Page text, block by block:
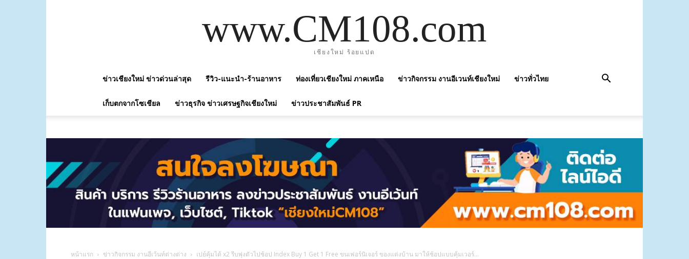
www.CM108.com
เชียงใหม่ ร้อยแปด
ข่าวเชียงใหม่ ข่าวด่วนล่าสุด รีวิว-แนะนำ-ร้านอาหาร ท่องเที่ยวเชียงใหม่ ภาคเหนือ ข่าวกิจกรรม งานอีเวนท์เชียงใหม่ ข่าวทั่วไทย
เก็บตกจากโซเชียล ข่าวธุรกิจ ข่าวเศรษฐกิจเชียงใหม่ ข่าวประชาสัมพันธ์ PR
หน้าแรก ข่าวกิจกรรม งานอีเว้นท์ต่างต่าง เปย์คุ้มได้ x2 รีบพุ่งตัวไปช้อป Index Buy 1 Get 1 Free ขนเฟอร์นิเจอร์ ของแต่งบ้าน มาให้ช้อปแบบคุ้มเวอร์...